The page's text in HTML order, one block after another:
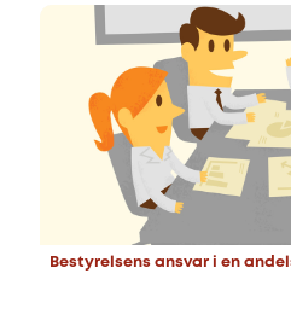
Bestyrelsens ansvar i en